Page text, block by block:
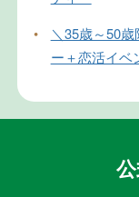
•
＼35歳～50
ー＋恋活イベ